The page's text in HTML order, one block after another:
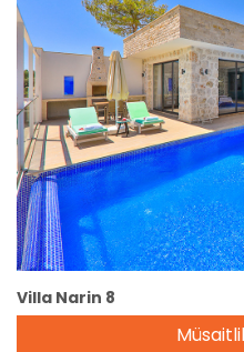
Villa Narin 8